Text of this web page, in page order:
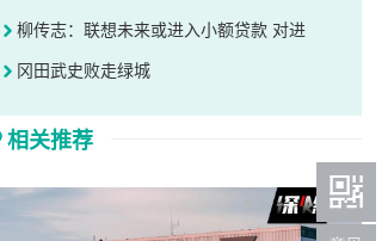
柳传志：联想未来或进入小额贷款 对进
冈田武史败走绿城
相关推荐